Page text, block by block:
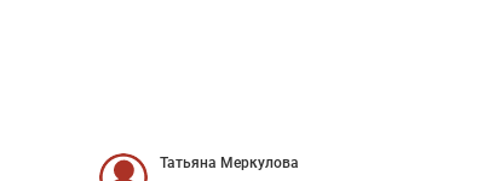
Татьяна Меркулова